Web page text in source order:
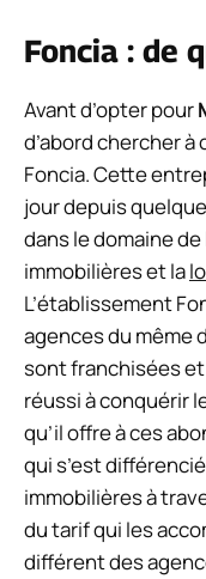
Foncia : de
Avant d’opter pour
d’abord chercher
Foncia. Cette
jour depuis
dans le domaine
immobilières et la
L’établissement
agences du même
sont franchisées et
réussi à conquérir
qu’il offre à ces
qui s’est
immobilières à
du tarif qui les
différent des